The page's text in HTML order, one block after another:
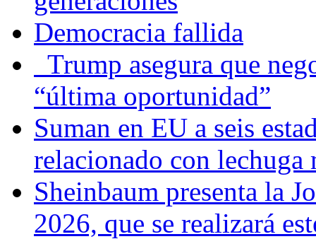
Democracia fallida
Trump asegura que
“última oportunidad”
Suman en EU a seis
relacionado con lechuga
Sheinbaum presenta la
2026, que se realizará